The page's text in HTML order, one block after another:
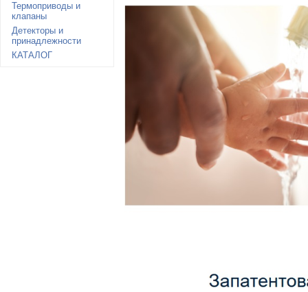
Термоприводы и
клапаны
Детекторы и
принадлежности
КАТАЛОГ